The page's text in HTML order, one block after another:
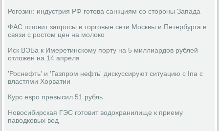
Рогозин: индустрия РФ готова санкциям со стороны Запада
ФАС готовит запросы в торговые сети Москвы и Петербурга в
связи с ростом цен на молоко
Иск ВЭБа к Имеретинскому порту на 5 миллиардов рублей
отложен на 14 апреля
'Роснефть' и 'Газпром нефть' дискуссируют ситуацию с Ina с
властями Хорватии
Курс евро превысил 51 рубль
Новосибирская ГЭС готовит водохранилище к приему
паводковых вод